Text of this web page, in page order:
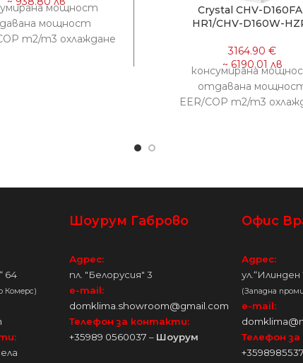
мощност
мощност
m2/m3 охлаждане
Crystal CHV-
HR1/CHV-D160W-
консумирана
отдавана
EER/COP m2/m3
64
Комерс)
Шоурум Габрово
Адрес:
пл. "Белорусия" 3
e-mail:
domklima.showroom@gmail.com
Телефон за контакти:
+35989 0560037 – Шоурум
Офис
Адрес:
ул.“Илинден
(Западна
e-mail:
Телефон